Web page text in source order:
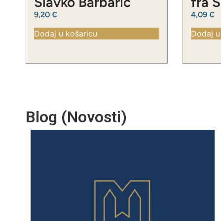
9,20 €
Dodaj u košaricu
4,09 €
Dodaj
Blog (Novosti)